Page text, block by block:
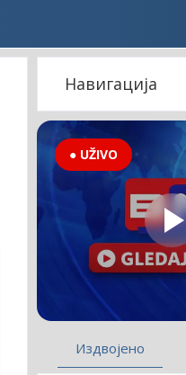
Навигација
● UŽIVO
Издвојено